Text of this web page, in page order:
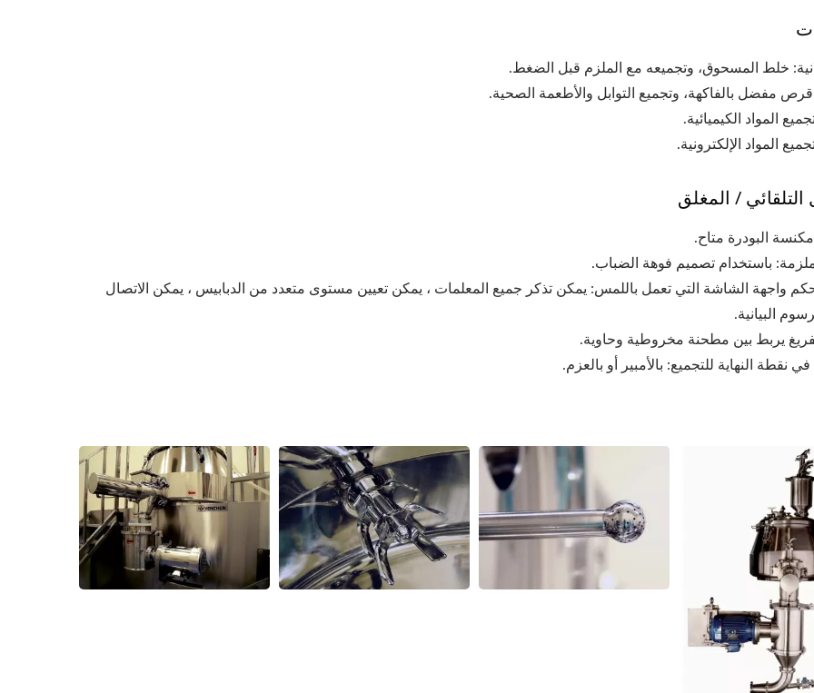
التلقائي / المغلق
واجهة الشاشة التي تعمل باللمس: يمكن تذكر جميع المعلمات ، يمكن تعيين مستوى متعدد من الدبابيس ، يمكن الاتصال
البيانية.